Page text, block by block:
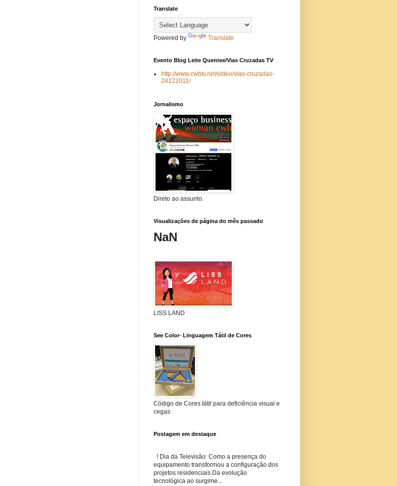
Translate
Powered by Translate
Evento Blog Leite Quentee/Vias Cruzadas TV
http://www.cwbtv.net/video/vias-cruzadas-
24122011/
Jornalismo
Direto ao assunto.
Visualizações de página do mês passado
NaN
LISS LAND
See Color- Linguagem Tátil de Cores
Código de Cores tátil para deficiência visual e
cegas
Postagem em destaque
! Dia da Televisão: Como a presença do
equipamento transformou a configuração dos
projetos residenciais Da evolução
tecnológica ao surgime...